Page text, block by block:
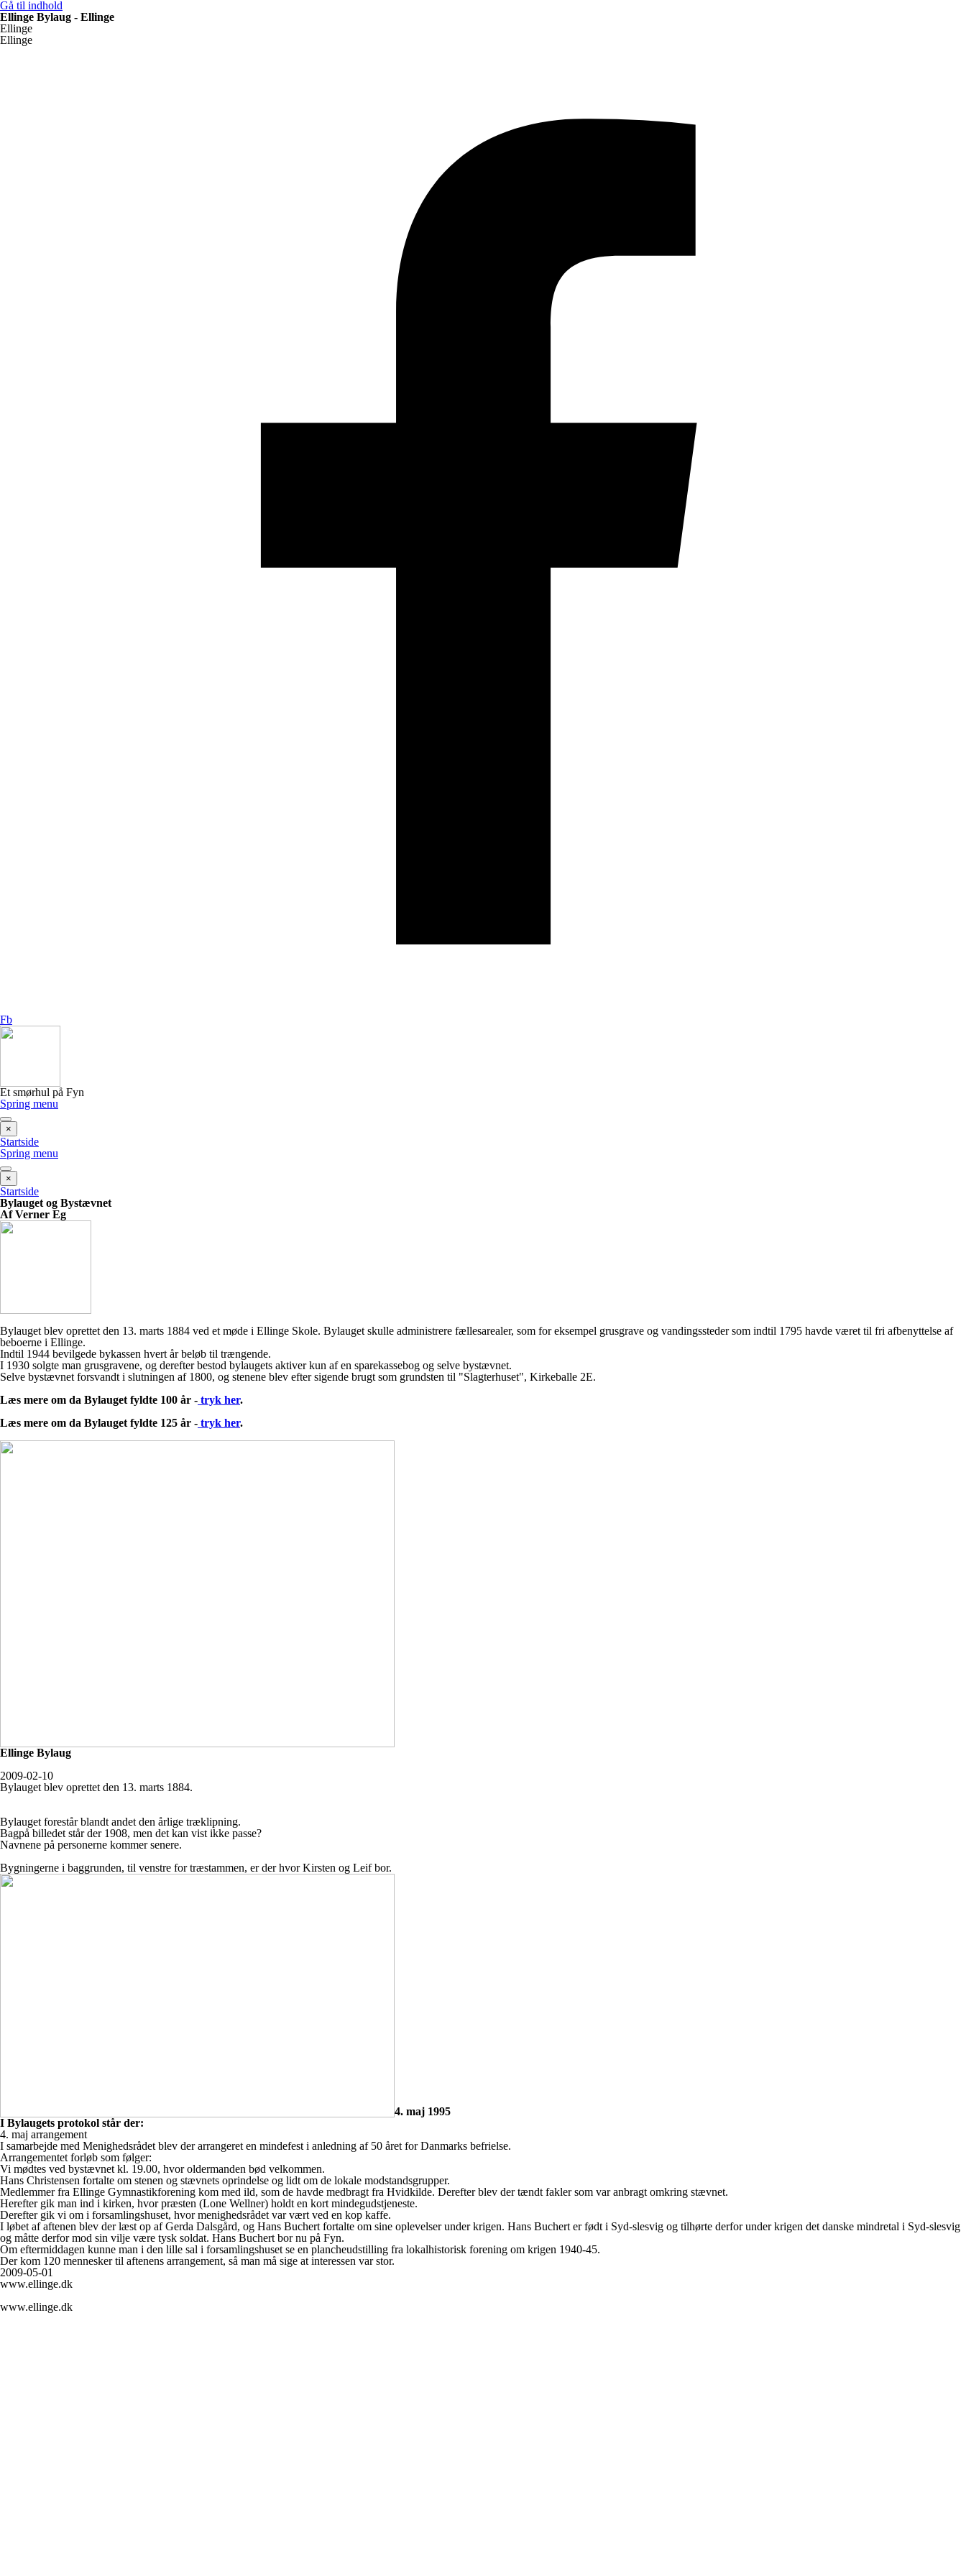
Gå til indhold
Ellinge Bylaug - Ellinge
Ellinge
Ellinge
Fb
Et smørhul på Fyn
Spring menu
×
Startside
Spring menu
×
Startside
Bylauget og Bystævnet
Af Verner Eg
Bylauget blev oprettet den 13. marts 1884 ved et møde i Ellinge Skole. Bylauget skulle administrere fællesarealer, som for eksempel grusgrave og vandingssteder som indtil 1795 havde været til fri afbenyttelse af
beboerne i Ellinge.
Indtil 1944 bevilgede bykassen hvert år beløb til trængende.
I 1930 solgte man grusgravene, og derefter bestod bylaugets aktiver kun af en sparekassebog og selve bystævnet.
Selve bystævnet forsvandt i slutningen af 1800, og stenene blev efter sigende brugt som grundsten til "Slagterhuset", Kirkeballe 2E.
Læs mere om da Bylauget fyldte 100 år - tryk her.
Læs mere om da Bylauget fyldte 125 år - tryk her.
Ellinge Bylaug
2009-02-10
Bylauget blev oprettet den 13. marts 1884.
Bylauget forestår blandt andet den årlige træklipning.
Bagpå billedet står der 1908, men det kan vist ikke passe?
Navnene på personerne kommer senere.
Bygningerne i baggrunden, til venstre for træstammen, er der hvor Kirsten og Leif bor.
4. maj 1995
I Bylaugets protokol står der:
4. maj arrangement
I samarbejde med Menighedsrådet blev der arrangeret en mindefest i anledning af 50 året for Danmarks befrielse.
Arrangementet forløb som følger:
Vi mødtes ved bystævnet kl. 19.00, hvor oldermanden bød velkommen.
Hans Christensen fortalte om stenen og stævnets oprindelse og lidt om de lokale modstandsgrupper.
Medlemmer fra Ellinge Gymnastikforening kom med ild, som de havde medbragt fra Hvidkilde. Derefter blev der tændt fakler som var anbragt omkring stævnet.
Herefter gik man ind i kirken, hvor præsten (Lone Wellner) holdt en kort mindegudstjeneste.
Derefter gik vi om i forsamlingshuset, hvor menighedsrådet var vært ved en kop kaffe.
I løbet af aftenen blev der læst op af Gerda Dalsgård, og Hans Buchert fortalte om sine oplevelser under krigen. Hans Buchert er født i Syd-slesvig og tilhørte derfor under krigen det danske mindretal i Syd-slesvig
og måtte derfor mod sin vilje være tysk soldat. Hans Buchert bor nu på Fyn.
Om eftermiddagen kunne man i den lille sal i forsamlingshuset se en plancheudstilling fra lokalhistorisk forening om krigen 1940-45.
Der kom 120 mennesker til aftenens arrangement, så man må sige at interessen var stor.
2009-05-01
www.ellinge.dk
www.ellinge.dk